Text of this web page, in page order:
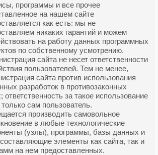
программы и все прочее
на нашем сайте
как есть: мы не
никаких гарантий и можем
на работу данных программных
по собственному усмотрению.
сайта не несет ответственности
пользователей. Тем не менее,
сайта против использования
разработок в противозаконных
ответственность за такое использование
только сам пользователь.
производить самовольное
в любые технологические
(узлы), программы, базы данных и
элементы как сайта, так и
на нем предоставленных.